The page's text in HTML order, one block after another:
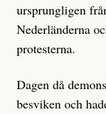
ursprungligen
Nederländerna
protesterna.
Dagen då
besviken och